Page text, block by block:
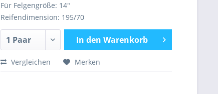
Für Felgengröße: 14"
Reifendimension: 195/70
In den Warenkorb
Vergleichen Merken